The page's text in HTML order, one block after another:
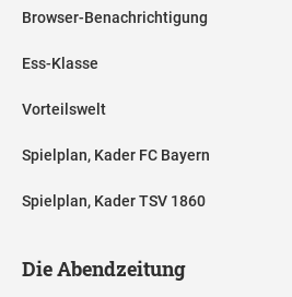
Browser-Benachrichtigung
Ess-Klasse
Vorteilswelt
Spielplan, Kader FC Bayern
Spielplan, Kader TSV 1860
Die Abendzeitung